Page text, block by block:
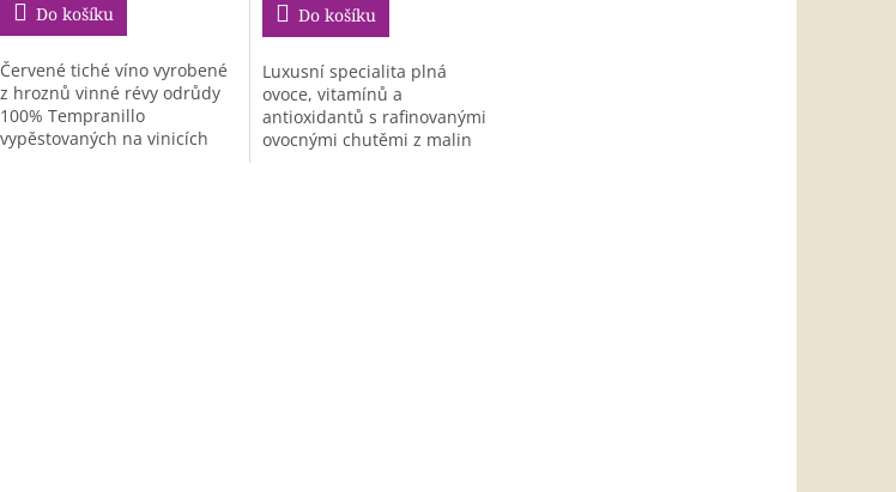
Do košíku
Červené tiché víno vyrobené
z hroznů vinné révy odrůdy
100% Tempranillo
vypěstovaných na vinicích
Do košíku
Luxusní specialita plná
ovoce, vitamínů a
antioxidantů s rafinovanými
ovocnými chutěmi z malin